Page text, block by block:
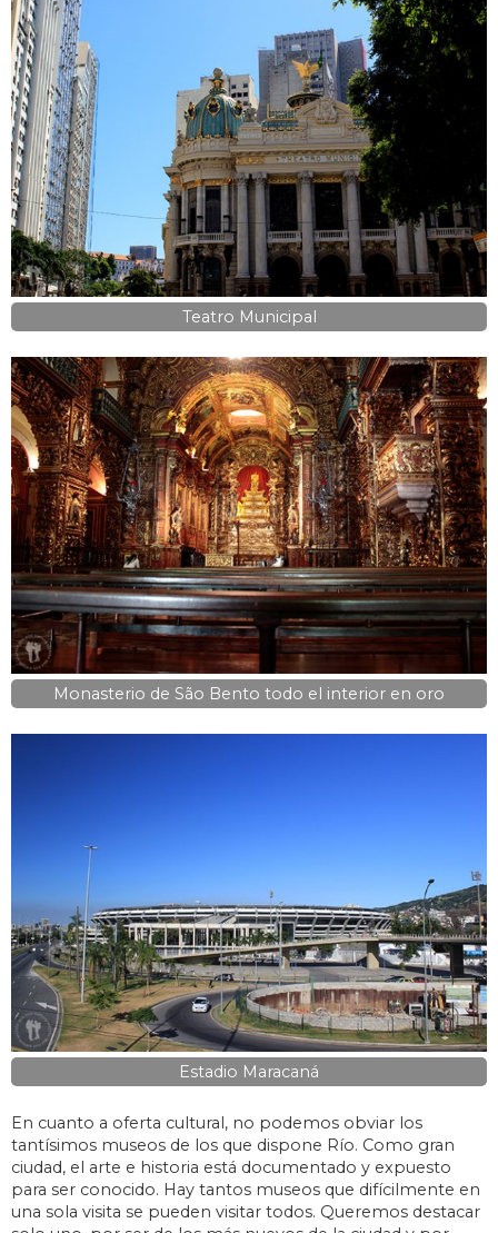
Teatro Municipal
Monasterio de São Bento todo el interior en oro
Estadio Maracaná
En cuanto a oferta cultural, no podemos obviar los
tantísimos museos de los que dispone Río. Como gran
ciudad, el arte e historia está documentado y expuesto
para ser conocido. Hay tantos museos que difícilmente en
una sola visita se pueden visitar todos. Queremos destacar